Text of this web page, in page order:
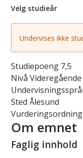
Velg studieår
Undervises ikke
Studiepoeng 7,5
Nivå
Sted Ålesund
Vurderingsordning
Om emnet
Faglig innhold